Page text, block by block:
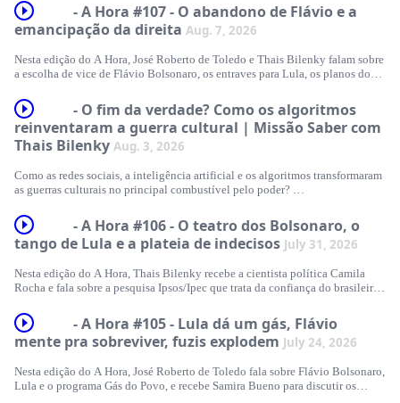
- A Hora #107 - O abandono de Flávio e a
emancipação da direita Aug. 7, 2026
Nesta edição do A Hora, José Roberto de Toledo e Thais Bilenky falam sobre
a escolha de vice de Flávio Bolsonaro, os entraves para Lula, os planos do
mais.&nbsp;
Entre na comunidade do WhatsApp do A Hora:
https://chat.whatsapp.com/ELNgsmhxjSyFUh7gJJ3HuG
Loja oficial do A Hora: reserva.ink/ahorauol
a-hora
Assine o UOL: https://assine.uol.com.br/?utm_source=podcast_organic_a-
hora
Learn more about your ad choices. Visit megaphone.fm/adchoices
- O fim da verdade? Como os algoritmos
reinventaram a guerra cultural | Missão Saber com
Thais Bilenky Aug. 3, 2026
Como as redes sociais, a inteligência artificial e os algoritmos transformaram
as guerras culturais no principal combustível pelo poder?
Neste episódio do "Missão Saber", Murilo Garavello recebe a jornalista do
UOL Thais Bilenky para analisar as origens e o impacto das disputas de
identidade na política. A partir de livros como "Engenheiros do Caos",
Dreyfus, o poder das Big Techs e o que esperar do cenário eleitoral no Brasil.
Livros citados no episódio:
.Agora, Agora e Mais Agora — Rui Tavares
- A Hora #106 - O teatro dos Bolsonaro, o
tango de Lula e a plateia de indecisos July 31, 2026
Nesta edição do A Hora, Thais Bilenky recebe a cientista política Camila
Rocha e fala sobre a pesquisa Ipsos/Ipec que trata da confiança do brasileiro
Flávio Bolsonaro, a indefinição em Minas Gerais e mais.&nbsp;
Entre na comunidade do WhatsApp do A Hora:
Loja oficial do A Hora: reserva.ink/ahorauol
- A Hora #105 - Lula dá um gás, Flávio
mente pra sobreviver, fuzis explodem July 24, 2026
Nesta edição do A Hora, José Roberto de Toledo fala sobre Flávio Bolsonaro,
Lula e o programa Gás do Povo, e recebe Samira Bueno para discutir os